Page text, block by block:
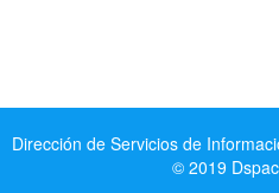
Dirección de Servicios de
© 2019